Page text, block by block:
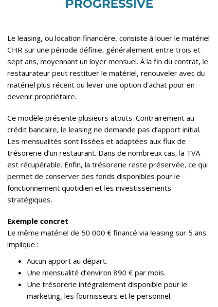
PROGRESSIVE
Le leasing, ou location financière, consiste à louer le matériel
CHR sur une période définie, généralement entre trois et
sept ans, moyennant un loyer mensuel. À la fin du contrat, le
restaurateur peut restituer le matériel, renouveler avec du
matériel plus récent ou lever une option d’achat pour en
devenir propriétaire.
Ce modèle présente plusieurs atouts. Contrairement au
crédit bancaire, le leasing ne demande pas d’apport initial.
Les mensualités sont lissées et adaptées aux flux de
trésorerie d’un restaurant. Dans de nombreux cas, la TVA
est récupérable. Enfin, la trésorerie reste préservée, ce qui
permet de conserver des fonds disponibles pour le
fonctionnement quotidien et les investissements
stratégiques.
Exemple concret
Le même matériel de 50 000 € financé via leasing sur 5 ans
implique :
Aucun apport au départ.
Une mensualité d’environ 890 € par mois.
Une trésorerie intégralement disponible pour le
marketing, les fournisseurs et le personnel.